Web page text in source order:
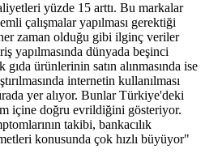
yüzde 15 arttı. Bu markalar
çalışmalar yapılması gerektiği
zaman olduğu gibi ilginç veriler
yapılmasında dünyada beşinci
ürünlerinin satın alınmasında ise
internetin kullanılması
yer alıyor. Bunlar Türkiye'deki
içine doğru evrildiğini gösteriyor.
takibi, bankacılık
konusunda çok hızlı büyüyor"